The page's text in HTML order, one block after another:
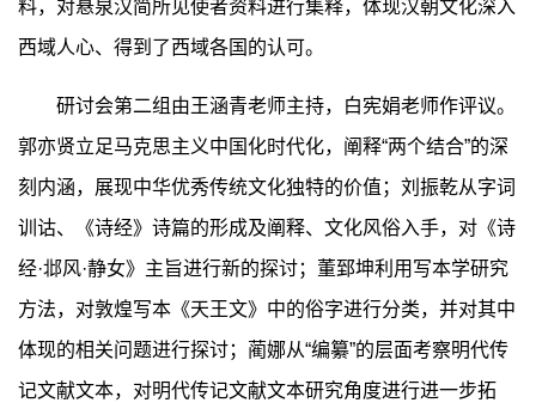
料，对悬泉汉简所见使者资料进行集释，体现汉朝文化深入
西域人心、得到了西域各国的认可。
研讨会第二组由王涵青老师主持，白宪娟老师作评议。
郭亦贤立足马克思主义中国化时代化，阐释“两个结合”的深
刻内涵，展现中华优秀传统文化独特的价值；刘振乾从字词
训诂、《诗经》诗篇的形成及阐释、文化风俗入手，对《诗
经·邶风·静女》主旨进行新的探讨；董郅坤利用写本学研究
方法，对敦煌写本《天王文》中的俗字进行分类，并对其中
体现的相关问题进行探讨；蔺娜从“编纂”的层面考察明代传
记文献文本，对明代传记文献文本研究角度进行进一步拓